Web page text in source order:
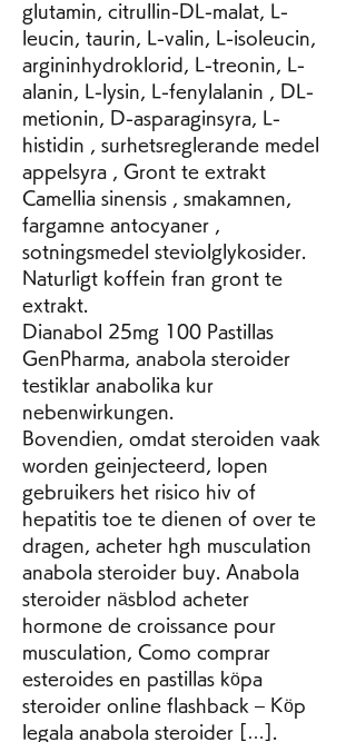
glutamin, citrullin-DL-malat, L-
leucin, taurin, L-valin, L-isoleucin,
argininhydroklorid, L-treonin, L-
alanin, L-lysin, L-fenylalanin , DL-
metionin, D-asparaginsyra, L-
histidin , surhetsreglerande medel
appelsyra , Gront te extrakt
Camellia sinensis , smakamnen,
fargamne antocyaner ,
sotningsmedel steviolglykosider.
Naturligt koffein fran gront te
extrakt.
Dianabol 25mg 100 Pastillas
GenPharma, anabola steroider
testiklar anabolika kur
nebenwirkungen.
Bovendien, omdat steroiden vaak
worden geinjecteerd, lopen
gebruikers het risico hiv of
hepatitis toe te dienen of over te
dragen, acheter hgh musculation
anabola steroider buy. Anabola
steroider näsblod acheter
hormone de croissance pour
musculation, Como comprar
esteroides en pastillas köpa
steroider online flashback – Köp
legala anabola steroider […].